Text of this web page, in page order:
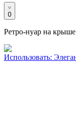
0
Ретро-нуар на крыше
Использовать: